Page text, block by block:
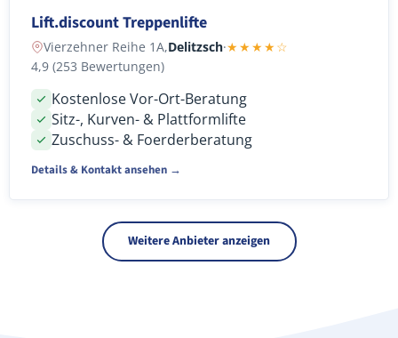
Lift.discount Treppenlifte
Vierzehner Reihe 1A,Delitzsch·★★★★☆
4,9 (253 Bewertungen)
Kostenlose Vor-Ort-Beratung
Sitz-, Kurven- & Plattformlifte
Zuschuss- & Foerderberatung
Details & Kontakt ansehen →
Weitere Anbieter anzeigen